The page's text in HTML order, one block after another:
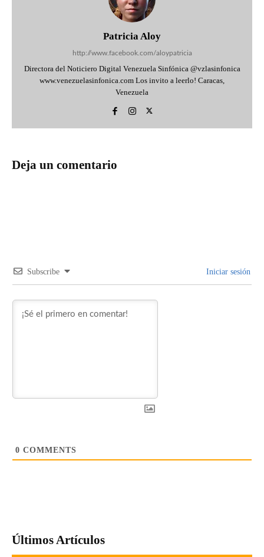
Patricia Aloy
http://www.facebook.com/aloypatricia
Directora del Noticiero Digital Venezuela Sinfónica @vzlasinfonica
www.venezuelasinfonica.com Los invito a leerlo! Caracas,
Venezuela
Deja un comentario
Subscribe Iniciar sesión
0 COMMENTS
Últimos Artículos